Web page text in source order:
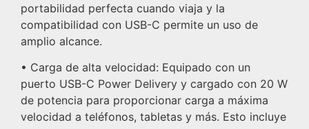
portabilidad perfecta cuando viaja y la
compatibilidad con USB-C permite un uso de
amplio alcance.
• Carga de alta velocidad: Equipado con un
puerto USB-C Power Delivery y cargado con 20 W
de potencia para proporcionar carga a máxima
velocidad a teléfonos, tabletas y más. Esto incluye